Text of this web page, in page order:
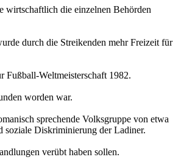
wirtschaftlich die einzelnen Behörden
durch die Streikenden mehr Freizeit für
Fußball-Weltmeisterschaft 1982.
worden war.
sprechende Volksgruppe von etwa
soziale Diskriminierung der Ladiner.
verübt haben sollen.